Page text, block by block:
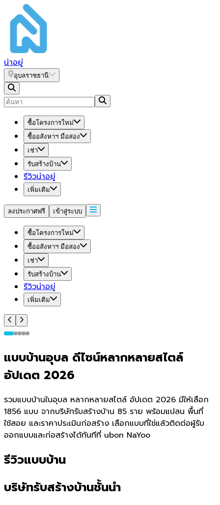
น่าอยู่
อุบลราชธานี
ซื้อโครงการใหม่
ซื้ออสังหาฯ มือสอง
เช่า
รับสร้างบ้าน
รีวิวน่าอยู่
เพิ่มเติม
ลงประกาศฟรี เข้าสู่ระบบ
ซื้อโครงการใหม่
ซื้ออสังหาฯ มือสอง
เช่า
รับสร้างบ้าน
รีวิวน่าอยู่
เพิ่มเติม
แบบบ้านอุบล ดีไซน์หลากหลายสไตล์
อัปเดต 2026
รวมแบบบ้านในอุบล หลากหลายสไตล์ อัปเดต 2026 มีให้เลือก
1856 แบบ จากบริษัทรับสร้างบ้าน 85 ราย พร้อมแปลน พื้นที่
ใช้สอย และราคาประเมินก่อสร้าง เลือกแบบที่ใช่แล้วติดต่อผู้รับ
ออกแบบและก่อสร้างได้ทันทีที่ ubon NaYoo
รีวิวแบบบ้าน
บริษัทรับสร้างบ้านชั้นนำ